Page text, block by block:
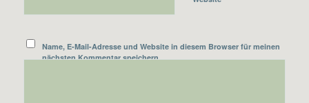
Name, E-Mail-Adresse und Website in diesem Browser für meinen
nächsten Kommentar speichern.